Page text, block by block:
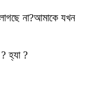
না?আমাকে যখন
হ্যা ?